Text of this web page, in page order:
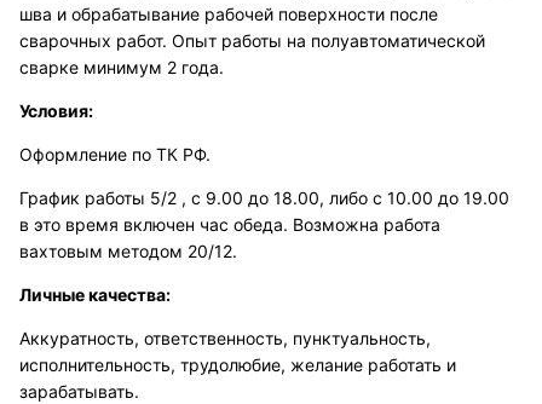
шва и обрабатывание рабочей поверхности после
сварочных работ. Опыт работы на полуавтоматической
сварке минимум 2 года.
Условия:
Оформление по ТК РФ.
График работы 5/2 , с 9.00 до 18.00, либо с 10.00 до 19.00
в это время включен час обеда. Возможна работа
вахтовым методом 20/12.
Личные качества:
Аккуратность, ответственность, пунктуальность,
исполнительность, трудолюбие, желание работать и
зарабатывать.